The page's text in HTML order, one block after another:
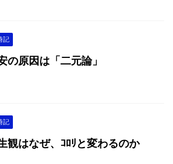
記
の原因は「二元論」
記
観はなぜ、ｺﾛﾘと変わるのか